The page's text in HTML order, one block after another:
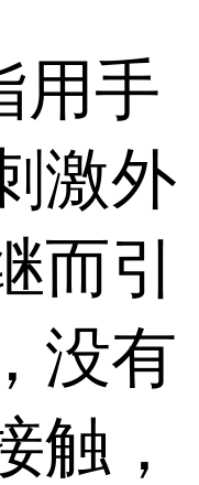
用手
激外
而引
没有
触，